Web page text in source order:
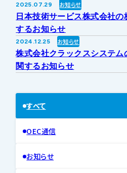
For Overseas
2025.07.29 お知らせ
日本技術サービス株式会社の
するお知らせ
2024.12.25 お知らせ
株式会社クラックスシステム
関するお知らせ
すべて
OEC通信
お知らせ